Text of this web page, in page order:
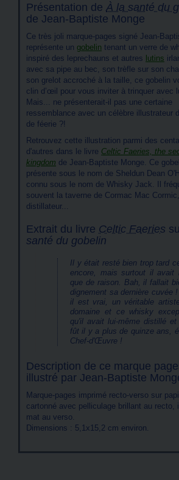
Présentation de À la santé du
de Jean-Baptiste Monge
Ce très joli marque-pages signé Jean-
représente un gobelin tenant un verre de
inspiré des leprechauns et autres lutins
avec sa pipe au bec, son trèfle sur son
son grelot accroché à la taille, ce gobelin
clin d’œil pour vous inviter à trinquer avec
Mais... ne présenterait-il pas une certaine
ressemblance avec un célèbre illustrateur
de féerie ?!
Retrouvez cette illustration parmi des
d'autres dans le livre Celtic Faeries, the
kingdom de Jean-Baptiste Monge. Ce
présente sous le nom de Sheldun Dean
connu sous le nom de Whisky Jack. Il
souvent la taverne de Cormac Mac
distillateur...
Extrait du livre Celtic Faeries
santé du gobelin
Il y était resté bien trop tard
encore, mais surtout il avait
que de raison. Bah, il fallait
dignement sa dernière cuvée
il est vrai, un véritable
domaine et ce whisky
qu'il avait lui-même distillé
fût il y a plus de quinze ans,
Chef-d'Œuvre !
Description de ce marque
illustré par Jean-Baptiste
Marque-pages imprimé recto-verso sur
cartonné avec pelliculage brillant au recto,
mat au verso.
Dimensions : 5,1x15,2 cm environ.